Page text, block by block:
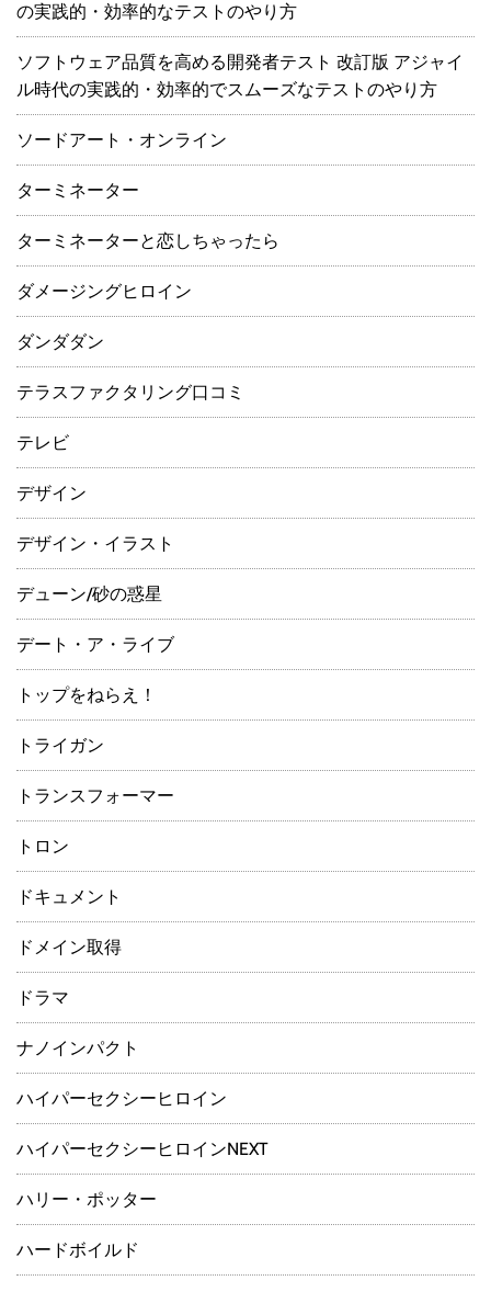
の実践的・効率的なテストのやり方
ソフトウェア品質を高める開発者テスト 改訂版 アジャイ
ル時代の実践的・効率的でスムーズなテストのやり方
ソードアート・オンライン
ターミネーター
ターミネーターと恋しちゃったら
ダメージングヒロイン
ダンダダン
テラスファクタリング口コミ
テレビ
デザイン
デザイン・イラスト
デューン/砂の惑星
デート・ア・ライブ
トップをねらえ！
トライガン
トランスフォーマー
トロン
ドキュメント
ドメイン取得
ドラマ
ナノインパクト
ハイパーセクシーヒロイン
ハイパーセクシーヒロインNEXT
ハリー・ポッター
ハードボイルド